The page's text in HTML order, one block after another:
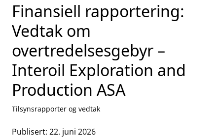
nettstedet
language
exist in English
Aktuelt
Finanstilsynets registre
Tema
Finansiell rapportering:
Vedtak om
overtredelsesgebyr –
Interoil Exploration and
Production ASA
Tilsynsrapporter og vedtak
Publisert: 22. juni 2026